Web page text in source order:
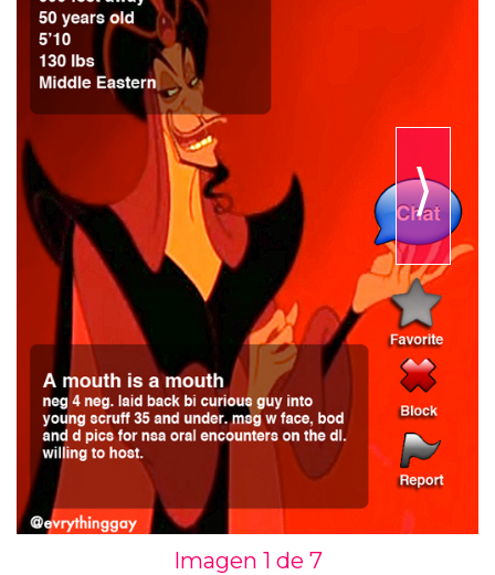
⟩
Imagen 1 de 7